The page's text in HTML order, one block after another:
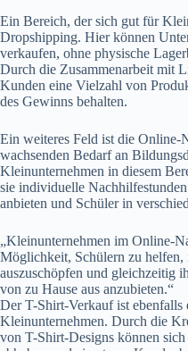
Ein Bereich, der sich gut für
Dropshipping. Hier können
verkaufen, ohne physische
Durch die Zusammenarbeit mit
Kunden eine Vielzahl von
des Gewinns behalten.
Ein weiteres Feld ist die Online-
wachsenden Bedarf an
Kleinunternehmen in diesem
sie individuelle
anbieten und Schüler in
„Kleinunternehmen im Online-
Möglichkeit, Schülern zu helfen,
auszuschöpfen und gleichzeitig
von zu Hause aus anzubieten.“
Der T-Shirt-Verkauf ist ebenfalls
Kleinunternehmen. Durch die
von T-Shirt-Designs können